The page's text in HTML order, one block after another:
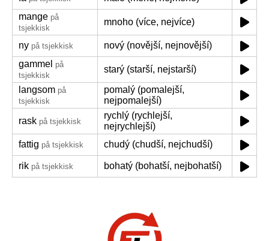
mange på
tsjekkisk
mnoho (více, nejvíce)
ny på tsjekkisk
nový (novější, nejnovější)
gammel på
tsjekkisk
starý (starší, nejstarší)
langsom på
tsjekkisk
pomalý (pomalejší,
nejpomalejší)
rask på tsjekkisk
rychlý (rychlejší,
nejrychlejší)
fattig på tsjekkisk chudý (chudší, nejchudší)
rik på tsjekkisk bohatý (bohatší, nejbohatší)